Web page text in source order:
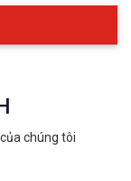
chúng tôi